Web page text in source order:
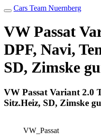
Cars Team Nuernberg
VW Passat
DPF, Navi,
SD, Zimske
VW Passat Variant 2.0
Sitz.Heiz, SD, Zimske
VW_Passat